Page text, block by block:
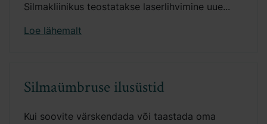
Silmakliinikus teostatakse laserlihvimine uue...
Loe lähemalt
Silmaümbruse ilusüstid
Kui soovite värskendada või taastada oma